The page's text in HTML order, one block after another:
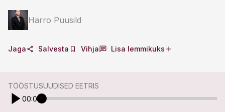
Harro Puusild
Jaga Salvesta Vihja Lisa lemmikuks
TÖÖSTUSUUDISED EETRIS
00:00